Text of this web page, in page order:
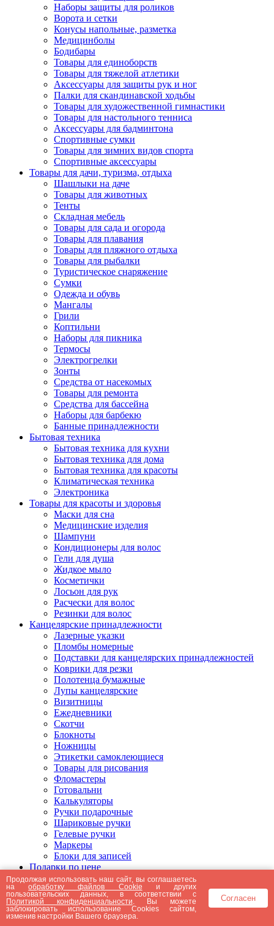
Наборы защиты для роликов
Ворота и сетки
Конусы напольные, разметка
Медицинболы
Бодибары
Товары для единоборств
Товары для тяжелой атлетики
Аксессуары для защиты рук и ног
Палки для скандинавской ходьбы
Товары для художественной гимнастики
Товары для настольного тенниса
Аксессуары для бадминтона
Спортивные сумки
Товары для зимних видов спорта
Спортивные аксессуары
Товары для дачи, туризма, отдыха
Шашлыки на даче
Товары для животных
Тенты
Складная мебель
Товары для сада и огорода
Товары для плавания
Товары для пляжного отдыха
Товары для рыбалки
Туристическое снаряжение
Сумки
Одежда и обувь
Мангалы
Грили
Коптильни
Наборы для пикника
Термосы
Электрогрелки
Зонты
Средства от насекомых
Товары для ремонта
Средства для бассейна
Наборы для барбекю
Банные принадлежности
Бытовая техника
Бытовая техника для кухни
Бытовая техника для дома
Бытовая техника для красоты
Климатическая техника
Электроника
Товары для красоты и здоровья
Маски для сна
Медицинские изделия
Шампуни
Кондиционеры для волос
Гели для душа
Жидкое мыло
Косметички
Лосьон для рук
Расчески для волос
Резинки для волос
Канцелярские принадлежности
Лазерные указки
Пломбы номерные
Подставки для канцелярских принадлежностей
Коврики для резки
Полотенца бумажные
Лупы канцелярские
Визитницы
Ежедневники
Скотчи
Блокноты
Ножницы
Этикетки самоклеющиеся
Товары для рисования
Фломастеры
Готовальни
Калькуляторы
Ручки подарочные
Шариковые ручки
Гелевые ручки
Маркеры
Блоки для записей
Подарки по цене
Подарки от 5000 рублей
Подарки до 5000 рублей
Подарки до 3000 рублей
Подарки до 2000 рублей
Подарки до 1000 рублей
Продолжая использовать наш сайт, вы соглашаетесь
наобработку файлов Cookie и других
пользовательских данных, в соответствии с
Политикой конфиденциальности . Вы можете
заблокировать использование Cookies сайтом,
изменив настройки Вашего браузера.
Согласен